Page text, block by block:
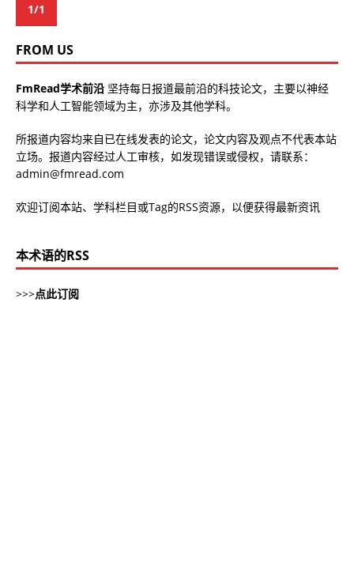
1/1
FROM US
FmRead学术前沿 坚持每日报道最前沿的科技论文，主要以神经
科学和人工智能领域为主，亦涉及其他学科。
所报道内容均来自已在线发表的论文，论文内容及观点不代表本站
立场。报道内容经过人工审核，如发现错误或侵权，请联系：
admin@fmread.com
欢迎订阅本站、学科栏目或Tag的RSS资源，以便获得最新资讯
本术语的RSS
>>>点此订阅